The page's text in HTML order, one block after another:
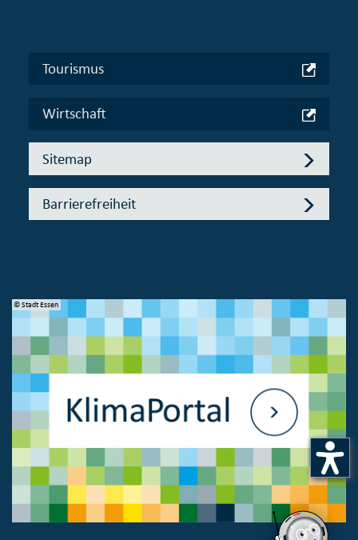
Tourismus
Wirtschaft
Sitemap
Barrierefreiheit
© Stadt Essen